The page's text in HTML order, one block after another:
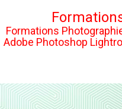
Formations
Adobe Photoshop